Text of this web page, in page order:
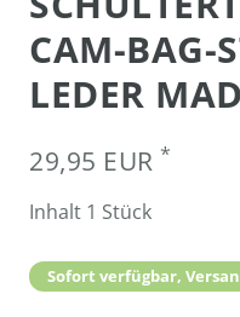
CAM-BAG-
LEDER
29,95 EUR *
Inhalt 1 Stück
Sofort verfügbar,